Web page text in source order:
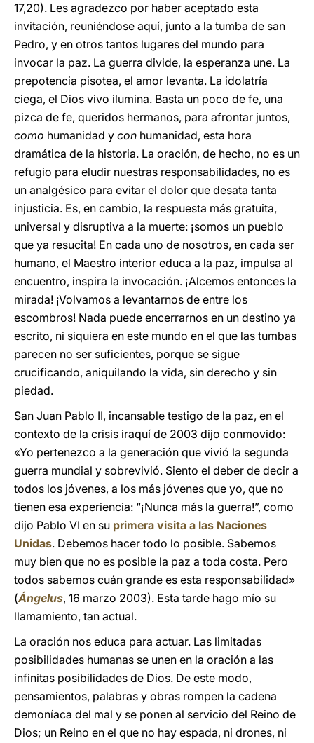
17,20). Les agradezco por haber aceptado esta
invitación, reuniéndose aquí, junto a la tumba de san
Pedro, y en otros tantos lugares del mundo para
invocar la paz. La guerra divide, la esperanza une. La
prepotencia pisotea, el amor levanta. La idolatría
ciega, el Dios vivo ilumina. Basta un poco de fe, una
pizca de fe, queridos hermanos, para afrontar juntos,
como humanidad y con humanidad, esta hora
dramática de la historia. La oración, de hecho, no es un
refugio para eludir nuestras responsabilidades, no es
un analgésico para evitar el dolor que desata tanta
injusticia. Es, en cambio, la respuesta más gratuita,
universal y disruptiva a la muerte: ¡somos un pueblo
que ya resucita! En cada uno de nosotros, en cada ser
humano, el Maestro interior educa a la paz, impulsa al
encuentro, inspira la invocación. ¡Alcemos entonces la
mirada! ¡Volvamos a levantarnos de entre los
escombros! Nada puede encerrarnos en un destino ya
escrito, ni siquiera en este mundo en el que las tumbas
parecen no ser suficientes, porque se sigue
crucificando, aniquilando la vida, sin derecho y sin
piedad.
San Juan Pablo II, incansable testigo de la paz, en el
contexto de la crisis iraquí de 2003 dijo conmovido:
«Yo pertenezco a la generación que vivió la segunda
guerra mundial y sobrevivió. Siento el deber de decir a
todos los jóvenes, a los más jóvenes que yo, que no
tienen esa experiencia: “¡Nunca más la guerra!”, como
dijo Pablo VI en su primera visita a las Naciones
Unidas. Debemos hacer todo lo posible. Sabemos
muy bien que no es posible la paz a toda costa. Pero
todos sabemos cuán grande es esta responsabilidad»
(Ángelus, 16 marzo 2003). Esta tarde hago mío su
llamamiento, tan actual.
La oración nos educa para actuar. Las limitadas
posibilidades humanas se unen en la oración a las
infinitas posibilidades de Dios. De este modo,
pensamientos, palabras y obras rompen la cadena
demoníaca del mal y se ponen al servicio del Reino de
Dios; un Reino en el que no hay espada, ni drones, ni